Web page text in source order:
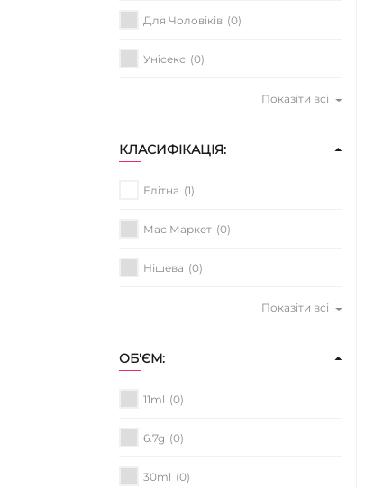
Для Чоловіків (0)
Унісекс (0)
Показіти всі
КЛАСИФІКАЦІЯ:
Елітна (1)
Мас Маркет (0)
Нішева (0)
Показіти всі
ОБ'ЄМ:
11ml (0)
6.7g (0)
30ml (0)